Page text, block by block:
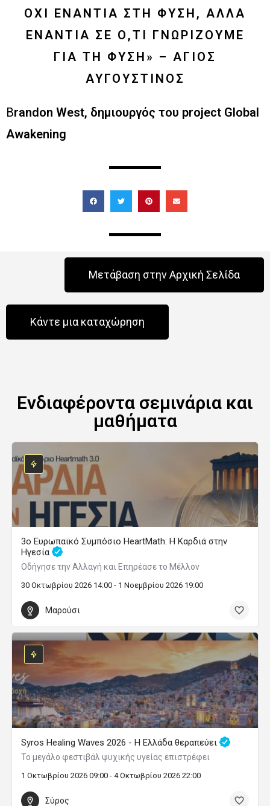
ΌΧΙ ΕΝΆΝΤΙΑ ΣΤΗ ΦΎΣΗ, ΑΛΛΆ
ΕΝΆΝΤΙΑ ΣΕ Ο,ΤΙ ΓΝΩΡΊΖΟΥΜΕ
ΓΙΑ ΤΗ ΦΎΣΗ» – ΆΓΙΟΣ
ΑΥΓΟΥΣΤΊΝΟΣ
Brandon West, δημιουργός του project Global
Awakening
Μετάβαση στην Αρχική Σελίδα
Κάντε μια καταχώρηση
Ενδιαφέροντα σεμινάρια και
μαθήματα
3ο Ευρωπαϊκό Συμπόσιο HeartMath: Η Καρδιά στην
Ηγεσία
Οδήγησε την Αλλαγή και Επηρέασε το Μέλλον
30 Οκτωβρίου 2026 14:00 - 1 Νοεμβρίου 2026 19:00
Μαρούσι
Syros Healing Waves 2026 - Η Ελλάδα θεραπεύει
Το μεγάλο φεστιβάλ ψυχικής υγείας επιστρέφει
1 Οκτωβρίου 2026 09:00 - 4 Οκτωβρίου 2026 22:00
Σύρος